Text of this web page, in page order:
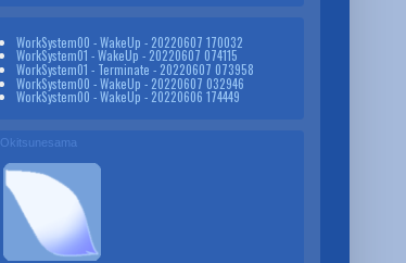
WorkSystem00 - WakeUp - 20220607 170032
WorkSystem01 - WakeUp - 20220607 074115
WorkSystem01 - Terminate - 20220607 073958
WorkSystem00 - WakeUp - 20220607 032946
WorkSystem00 - WakeUp - 20220606 174449
Okitsunesama